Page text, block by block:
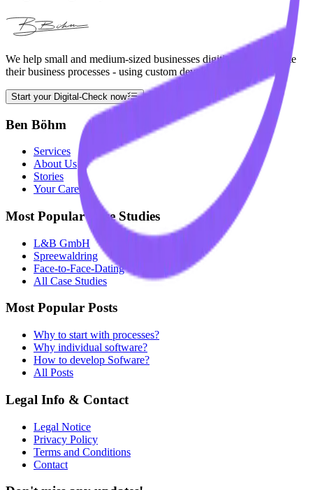
We help small and medium-sized businesses digitize and automate
their business processes - using custom developed software.
Start your Digital-Check now
Ben Böhm
Services
About Us
Stories
Your Career
Most Popular Case Studies
L&B GmbH
Spreewaldring
Face-to-Face-Dating
All Case Studies
Most Popular Posts
Why to start with processes?
Why individual software?
How to develop Sofware?
All Posts
Legal Info & Contact
Legal Notice
Privacy Policy
Terms and Conditions
Contact